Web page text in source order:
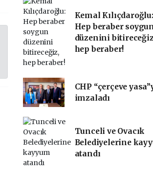
Kemal Kılıçdaroğlu:
Hep beraber soygun
düzenini
hep beraber!
CHP “çerçeve
imzaladı
Tunceli ve Ovacık
Belediyelerine
atandı